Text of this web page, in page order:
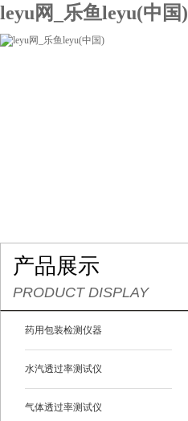
leyu网_乐鱼leyu(中国)
产品展示
PRODUCT DISPLAY
药用包装检测仪器
水汽透过率测试仪
气体透过率测试仪